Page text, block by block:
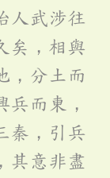
人武涉往
矣，相與
，分土而
而東，
秦，引兵
其意非盡